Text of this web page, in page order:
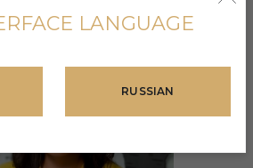
LANGUAGE
RUSSIAN